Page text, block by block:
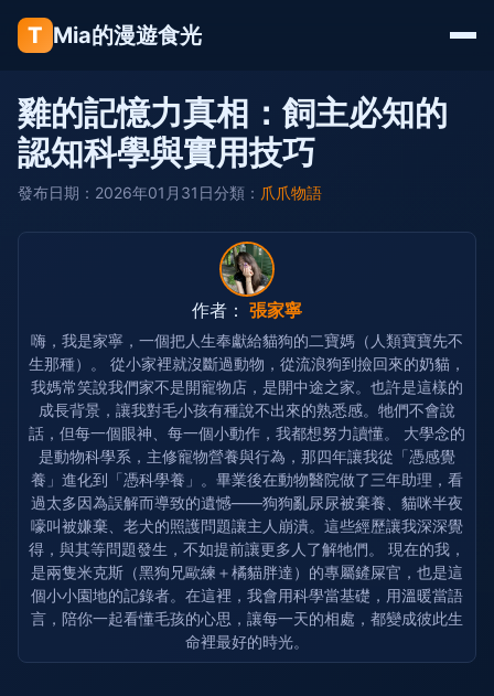
T Mia的漫遊食光
雞的記憶力真相：飼主必知的
認知科學與實用技巧
發布日期：2026年01月31日分類： 爪爪物語
作者： 張家寧
嗨，我是家寧，一個把人生奉獻給貓狗的二寶媽（人類寶寶先不
生那種）。 從小家裡就沒斷過動物，從流浪狗到撿回來的奶貓，
我媽常笑說我們家不是開寵物店，是開中途之家。也許是這樣的
成長背景，讓我對毛小孩有種說不出來的熟悉感。牠們不會說
話，但每一個眼神、每一個小動作，我都想努力讀懂。 大學念的
是動物科學系，主修寵物營養與行為，那四年讓我從「憑感覺
養」進化到「憑科學養」。畢業後在動物醫院做了三年助理，看
過太多因為誤解而導致的遺憾——狗狗亂尿尿被棄養、貓咪半夜
嚎叫被嫌棄、老犬的照護問題讓主人崩潰。這些經歷讓我深深覺
得，與其等問題發生，不如提前讓更多人了解牠們。 現在的我，
是兩隻米克斯（黑狗兄歐練＋橘貓胖達）的專屬鏟屎官，也是這
個小小園地的記錄者。在這裡，我會用科學當基礎，用溫暖當語
言，陪你一起看懂毛孩的心思，讓每一天的相處，都變成彼此生
命裡最好的時光。